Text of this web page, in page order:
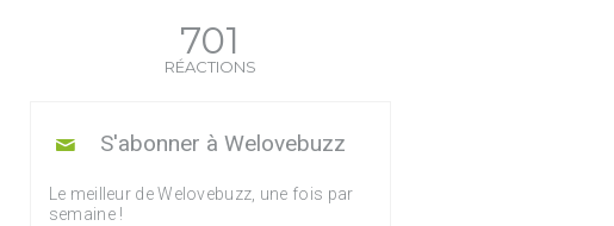
701
RÉACTIONS
S'abonner à Welovebuzz
Le meilleur de Welovebuzz, une fois par
semaine !